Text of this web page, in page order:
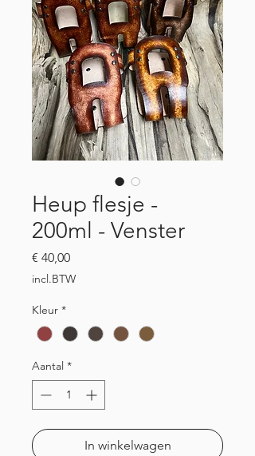
Heup flesje -
200ml - Venster
€ 40,00Prijs
incl.BTW
Kleur *
Aantal *
In winkelwagen